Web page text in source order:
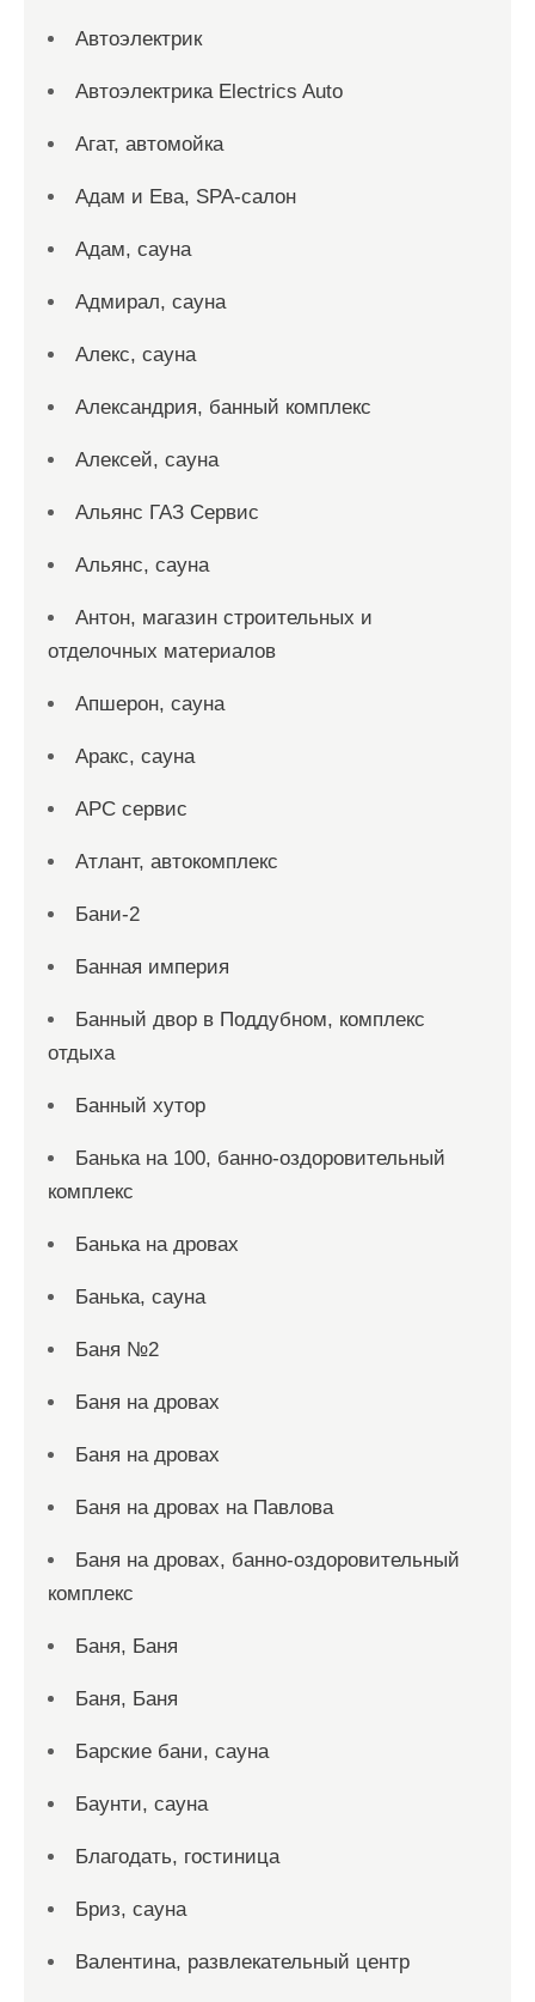
Автоэлектрик
Автоэлектрика Electrics Auto
Агат, автомойка
Адам и Ева, SPA-салон
Адам, сауна
Адмирал, сауна
Алекс, сауна
Александрия, банный комплекс
Алексей, сауна
Альянс ГАЗ Сервис
Альянс, сауна
Антон, магазин строительных и
отделочных материалов
Апшерон, сауна
Аракс, сауна
АРС сервис
Атлант, автокомплекс
Бани-2
Банная империя
Банный двор в Поддубном, комплекс
отдыха
Банный хутор
Банька на 100, банно-оздоровительный
комплекс
Банька на дровах
Банька, сауна
Баня №2
Баня на дровах
Баня на дровах
Баня на дровах на Павлова
Баня на дровах, банно-оздоровительный
комплекс
Баня, Баня
Баня, Баня
Барские бани, сауна
Баунти, сауна
Благодать, гостиница
Бриз, сауна
Валентина, развлекательный центр